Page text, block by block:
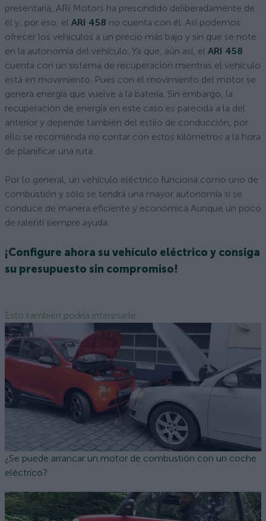
presentaría, ARI Motors ha prescindido deliberadamente de
él y, por eso, el ARI 458 no cuenta con él. Así podemos
ofrecer los vehículos a un precio más bajo y sin que se note
en la autonomía del vehículo. Ya que, aún así, el ARI 458
cuenta con un sistema de recuperación mientras el vehículo
está en movimiento. Pues con el movimiento del motor se
genera energía que vuelve a la batería. Sin embargo, la
recuperación de energía en este caso es parecida a la del
anterior y depende también del estilo de conducción, por
ello se recomienda no contar con estos kilómetros a la hora
de planificar una ruta.
Por lo general, un vehículo eléctrico funciona como uno de
combustión y sólo se tendrá una mayor autonomía si se
conduce de manera eficiente y económica Aunque un poco
de ralentí siempre ayuda.
¡Configure ahora su vehículo eléctrico y consiga
su presupuesto sin compromiso!
Esto también podría interesarle
¿Se puede arrancar un motor de combustión con un coche
eléctrico?